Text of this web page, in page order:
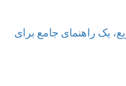
یک راهنمای جامع برای